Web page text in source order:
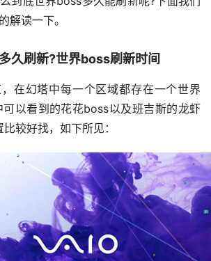
解读一下。
久刷新?世界boss刷新时间
在幻塔中每一个区域都存在一个世界
以看到的花花boss以及班吉斯的龙虾
较好找，如下所见：